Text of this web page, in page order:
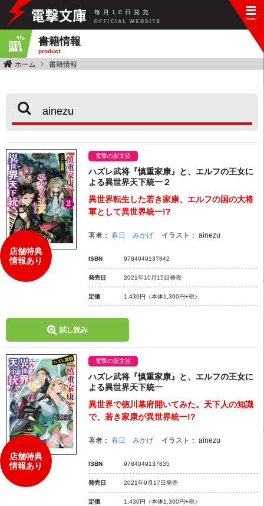
毎 月 10 日 発 売
書籍情報
product
ホーム 書籍情報
店舗特典
情報あり
電撃の新文芸
ハズレ武将『慎重家康』と、エルフの王女に
よる異世界天下統一２
異世界転生した若き家康、エルフの国の大将
軍として異世界統一!?
著者： 春日 みかげ イラスト： ainezu
ISBN 9784049137842
発売日 2021年10月15日発売
定価 1,430円 （本体1,300円+税）
試し読み
店舗特典
情報あり
電撃の新文芸
ハズレ武将『慎重家康』と、エルフの王女に
よる異世界天下統一
異世界で徳川幕府開いてみた。天下人の知識
で、若き家康が異世界統一!?
著者： 春日 みかげ イラスト： ainezu
ISBN 9784049137835
発売日 2021年9月17日発売
定価 1,430円 （本体1,300円+税）